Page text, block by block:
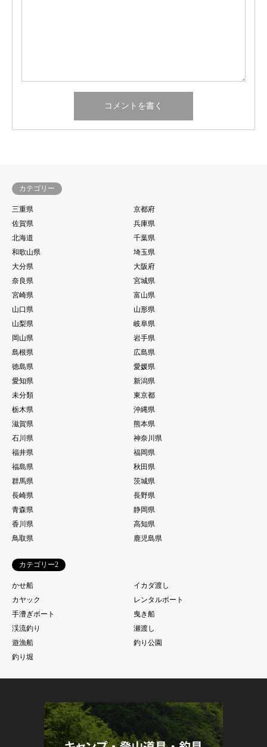
カテゴリー
三重県
京都府
佐賀県
兵庫県
北海道
千葉県
和歌山県
埼玉県
大分県
大阪府
奈良県
宮城県
宮崎県
富山県
山口県
山形県
山梨県
岐阜県
岡山県
岩手県
島根県
広島県
徳島県
愛媛県
愛知県
新潟県
未分類
東京都
栃木県
沖縄県
滋賀県
熊本県
石川県
神奈川県
福井県
福岡県
福島県
秋田県
群馬県
茨城県
長崎県
長野県
青森県
静岡県
香川県
高知県
鳥取県
鹿児島県
カテゴリー2
かせ船
イカダ渡し
カヤック
レンタルボート
手漕ぎボート
曳き船
渓流釣り
瀬渡し
遊漁船
釣り公園
釣り堀